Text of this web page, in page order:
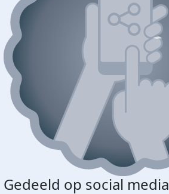
Gedeeld op social media